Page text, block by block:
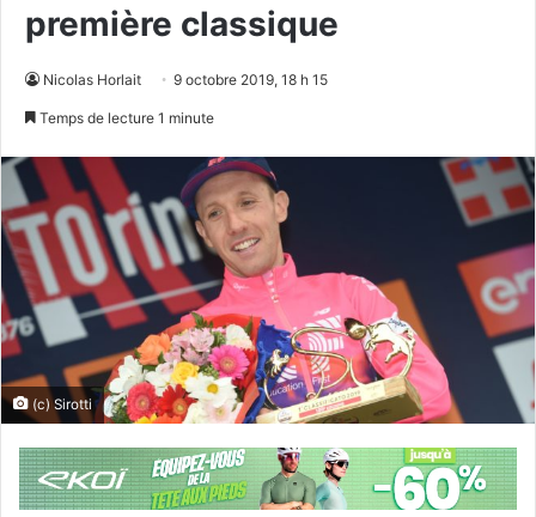
première classique
Nicolas Horlait 9 octobre 2019, 18 h 15
Temps de lecture 1 minute
(c) Sirotti